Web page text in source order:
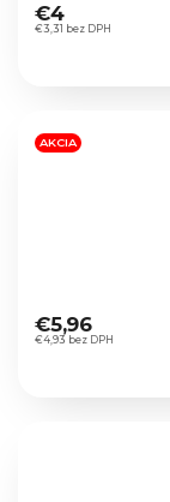
hodnotenie
produktu
hviezdičiek.
€3,31 bez DPH
€4
AKCIA
hodnotenie
produktu
€4,93 bez DPH
€5,96